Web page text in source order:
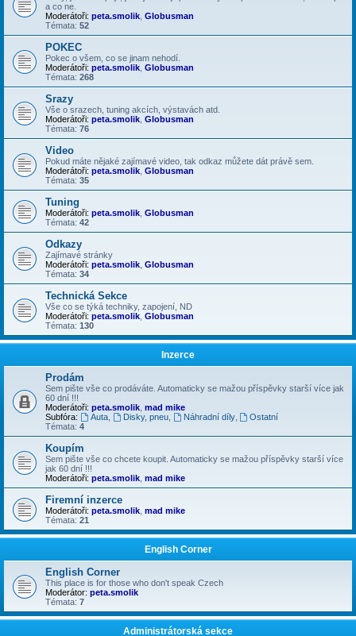
a co ne.
Moderátoři: peta.smolik Globusman
Témata: 52
POKEC
Pokec o všem, co se jinam nehodí.
Moderátoři: peta.smolik Globusman
Témata: 268
Srazy
Vše o srazech, tuning akcích, výstavách atd.
Moderátoři: peta.smolik Globusman
Témata: 76
Video
Pokud máte nějaké zajímavé video, tak odkaz můžete dát právě sem.
Moderátoři: peta.smolik Globusman
Témata: 35
Tuning
Moderátoři: peta.smolik Globusman
Témata: 42
Odkazy
Zajímavé stránky
Moderátoři: peta.smolik Globusman
Témata: 34
Technická Sekce
Vše co se týká techniky, zapojení, ND
Moderátoři: peta.smolik Globusman
Témata: 130
Inzerce
Prodám
Sem pište vše co prodáváte. Automaticky se mažou příspěvky starší více jak
60 dní !!!
Moderátoři: peta.smolik mad mike
Subfóra:
Auta, Disky, pneu, Náhradní díly,
Ostatní
Témata: 4
Koupím
Sem pište vše co chcete koupit. Automaticky se mažou příspěvky starší více
jak 60 dní !!!
Moderátoři: peta.smolik mad mike
Firemní inzerce
Moderátoři: peta.smolik mad mike
Témata: 21
English Corner
English Corner
This place is for those who don't speak Czech
Moderátor: peta.smolik
Témata: 7
Administrátorská sekce